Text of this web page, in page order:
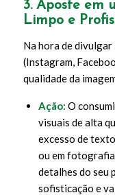
3. Aposte em
Limpo e
Na hora de
(Instagram,
qualidade da
Ação: O
visuais de alta
excesso de
ou em
detalhes do seu
sofisticação e